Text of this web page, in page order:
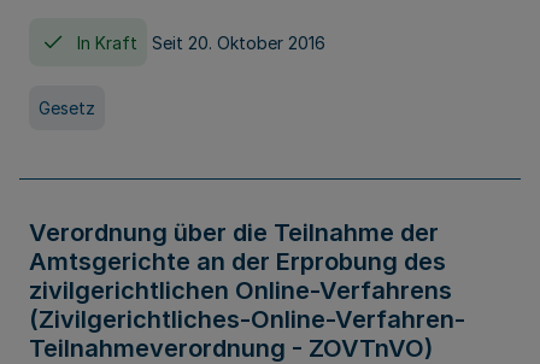
In Kraft Seit 20. Oktober 2016
Gesetz
Verordnung über die Teilnahme der
Amtsgerichte an der Erprobung des
zivilgerichtlichen Online-Verfahrens
(Zivilgerichtliches-Online-Verfahren-
Teilnahmeverordnung - ZOVTnVO)